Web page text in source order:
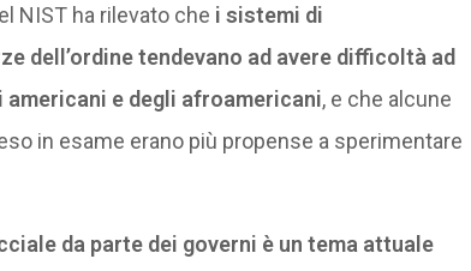
NIST ha rilevato che i sistemi di
dell’ordine tendevano ad avere difficoltà ad
e degli afroamericani, e che alcune
in esame erano più propense a sperimentare
da parte dei governi è un tema attuale